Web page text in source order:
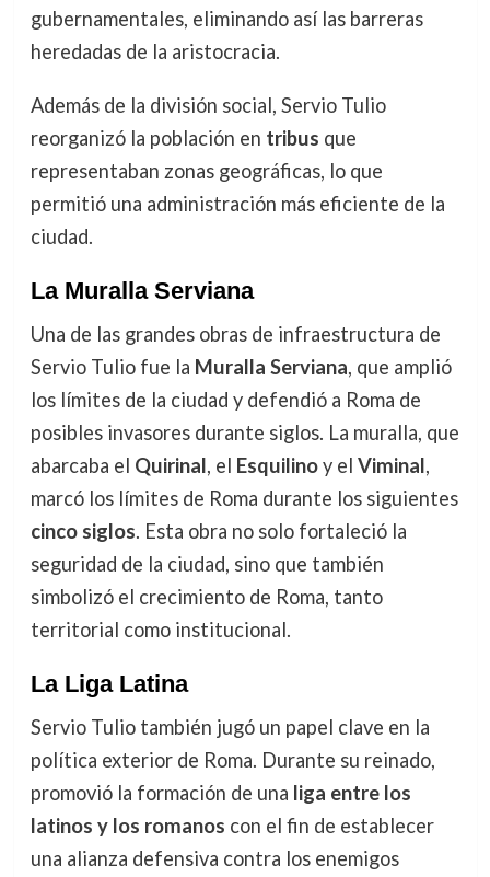
gubernamentales, eliminando así las barreras
heredadas de la aristocracia.
Además de la división social, Servio Tulio
reorganizó la población en tribus que
representaban zonas geográficas, lo que
permitió una administración más eficiente de la
ciudad.
La Muralla Serviana
Una de las grandes obras de infraestructura de
Servio Tulio fue la Muralla Serviana, que amplió
los límites de la ciudad y defendió a Roma de
posibles invasores durante siglos. La muralla, que
abarcaba el Quirinal, el Esquilinoy el Viminal,
marcó los límites de Roma durante los siguientes
cinco siglos. Esta obra no solo fortaleció la
seguridad de la ciudad, sino que también
simbolizó el crecimiento de Roma, tanto
territorial como institucional.
La Liga Latina
Servio Tulio también jugó un papel clave en la
política exterior de Roma. Durante su reinado,
promovió la formación de una liga entre los
latinos y los romanos con el fin de establecer
una alianza defensiva contra los enemigos